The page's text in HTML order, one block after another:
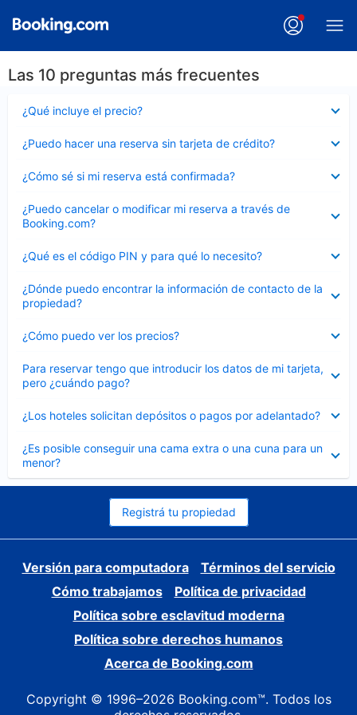
Las 10 preguntas más frecuentes
¿Qué incluye el precio?
cerrado
¿Puedo hacer una reserva sin tarjeta de crédito?
cerrado
¿Cómo sé si mi reserva está confirmada?
cerrado
¿Puedo cancelar o modificar mi reserva a través de
Booking.com?
cerrado
¿Qué es el código PIN y para qué lo necesito?
cerrado
¿Dónde puedo encontrar la información de contacto de la
propiedad?
cerrado
¿Cómo puedo ver los precios?
cerrado
Para reservar tengo que introducir los datos de mi tarjeta,
pero ¿cuándo pago?
cerrado
¿Los hoteles solicitan depósitos o pagos por adelantado?
cerrado
¿Es posible conseguir una cama extra o una cuna para un
menor?
cerrado
Registrá tu propiedad
Versión para computadora
Términos del servicio
Cómo trabajamos
Política de privacidad
Política sobre esclavitud moderna
Política sobre derechos humanos
Acerca de Booking.com
Copyright © 1996–2026 Booking.com™. Todos los